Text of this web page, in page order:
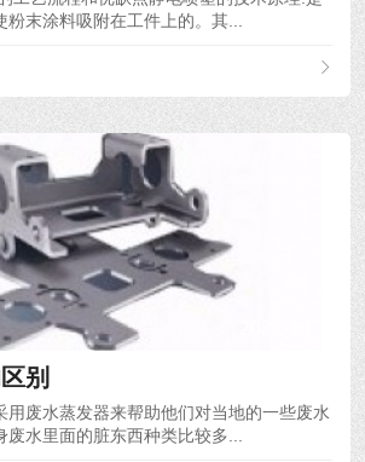
末涂料吸附在工件上的。其...
别
用废水蒸发器来帮助他们对当地的一些废水
水里面的脏东西种类比较多...